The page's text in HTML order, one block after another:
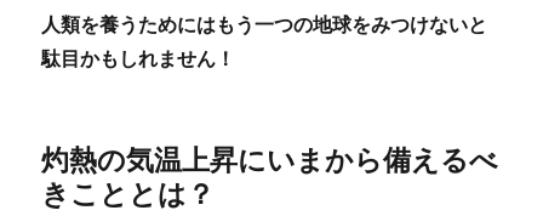
人類を養うためにはもう一つの地球をみつけないと
駄目かもしれません！
灼熱の気温上昇にいまから備えるべ
きこととは？